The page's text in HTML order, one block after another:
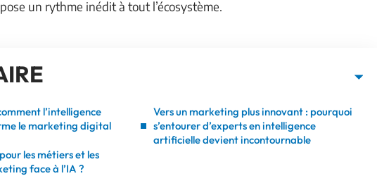
un rythme inédit à tout l’écosystème.
l’intelligence
le marketing digital
les métiers et les
face à l’IA ?
Vers un marketing plus innovant : pourquoi
s’entourer d’experts en intelligence
artificielle devient incontournable